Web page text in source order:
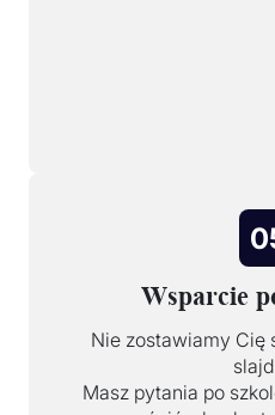
Wsparcie
Nie zostawiamy Cię
Masz pytania po